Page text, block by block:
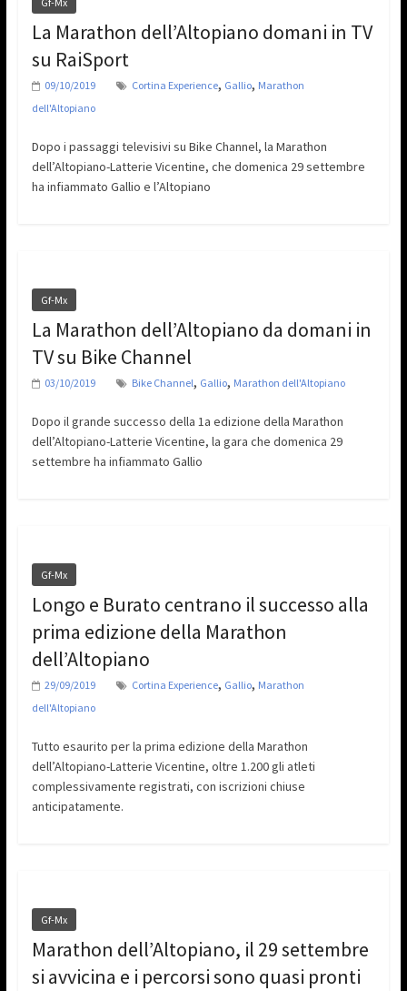
La Marathon dell’Altopiano domani in TV
su RaiSport
09/10/2019 Cortina Experience, Gallio, Marathon
dell'Altopiano
Dopo i passaggi televisivi su Bike Channel, la Marathon
dell’Altopiano-Latterie Vicentine, che domenica 29 settembre
ha infiammato Gallio e l’Altopiano
Gf-Mx
La Marathon dell’Altopiano da domani in
TV su Bike Channel
03/10/2019 Bike Channel, Gallio, Marathon dell'Altopiano
Dopo il grande successo della 1a edizione della Marathon
dell’Altopiano-Latterie Vicentine, la gara che domenica 29
settembre ha infiammato Gallio
Gf-Mx
Longo e Burato centrano il successo alla
prima edizione della Marathon
dell’Altopiano
29/09/2019 Cortina Experience, Gallio, Marathon
dell'Altopiano
Tutto esaurito per la prima edizione della Marathon
dell’Altopiano-Latterie Vicentine, oltre 1.200 gli atleti
complessivamente registrati, con iscrizioni chiuse
anticipatamente.
Gf-Mx
Marathon dell’Altopiano, il 29 settembre
si avvicina e i percorsi sono quasi pronti